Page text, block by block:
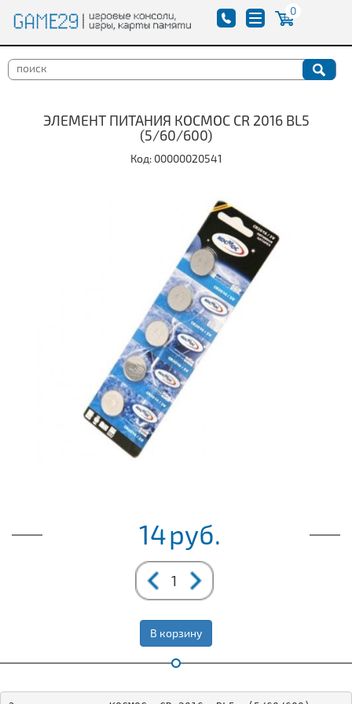
0
ЭЛЕМЕНТ ПИТАНИЯ КОСМОС CR 2016 BL5
(5/60/600)
Код: 00000020541
14руб.
В корзину